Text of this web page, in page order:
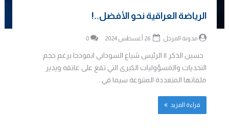
الرياضة العراقية نحو الأفضل..!
مدونة المرجل 0
حسين الذكر || الرئيس شياع السوداني انموذجا برغم حجم
التحديات والمسؤوليات الكبرى التي تقع على عاتقه ويدير
ملفاتها المتعددة المتنوعة سيما في...
قراءة المزيد